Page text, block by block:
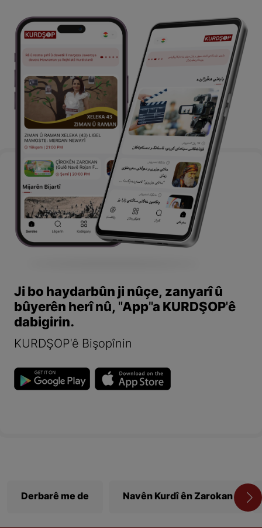
Ji bo haydarbûn ji nûçe, zanyarî û
bûyerên herî nû, "App"a KURDŞOP'ê
dabigirin.
KURDŞOP'ê Bişopînin
Derbarê me de Navên Kurdî ên Zarokan